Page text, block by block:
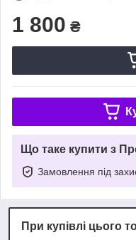
1 800 ₴
Що таке купити з
Замовлення під
При купівлі цього